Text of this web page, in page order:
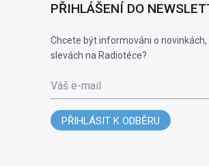
PŘIHLÁŠENÍ DO
Chcete být informováni o novinkách,
slevách na Radiotéce?
Váš e-mail
PŘIHLÁSIT K ODBĚRU